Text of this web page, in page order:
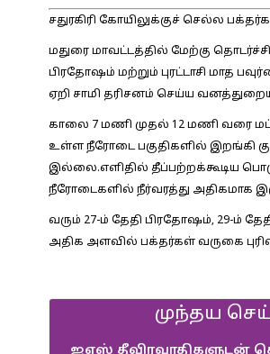
சதுரகிரி கோயிலுக்குச் செல்ல
மதுரை மாவட்டத்தில் மேற்கு
பிரதோஷம் மற்றும் புரட்டாசி மாத
ஏறி சாமி தரிசனம் செய்ய
காலை 7 மணி முதல் 12 மணி வரை
உள்ள நீரோடை பகுதிகளில் இறங்கி
இல்லை.எளிதில் தீப்பற்றக்கூடிய
நீரோடைகளில் நீர்வரத்து அதிகமாக
வரும் 27-ம் தேதி பிரதோஷம், 29-ம்
அதிக அளவில் பக்தர்கள் வருகை
முந்தய
ஐஎஸ் தீவிரவாதிகளுடன்